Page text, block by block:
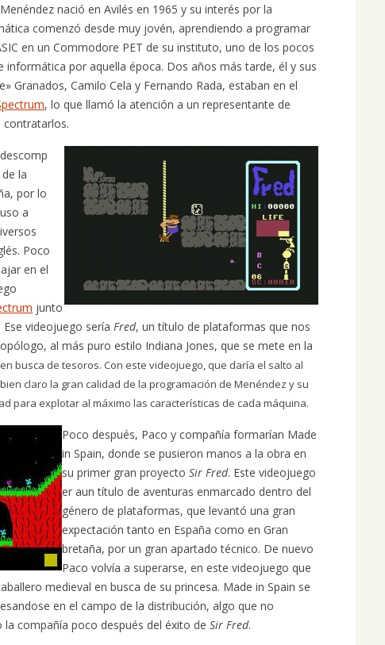
nació en Avilés en 1965 y su interés por la
comenzó desde muy jovén, aprendiendo a programar
en un Commodore PET de su instituto, uno de los pocos
informática por aquella época. Dos años más tarde, él y sus
Granados, Camilo Cela y Fernando Rada, estaban en el
, lo que llamó la atención a un representante de
contratarlos.
la
por lo
a
Poco
en el
junto
Ese videojuego sería Fred, un título de plataformas que nos
al más puro estilo Indiana Jones, que se mete en la
busca de tesoros. Con este videojuego, que daría el salto al
claro la gran calidad de la programación de Menéndez y su
para explotar al máximo las características de cada máquina.
Poco después, Paco y compañía formarían Made
in Spain, donde se pusieron manos a la obra en
su primer gran proyectoSir Fred. Este videojuego
er aun título de aventuras enmarcado dentro del
género de plataformas, que levantó una gran
expectación tanto en España como en Gran
bretaña, por un gran apartado técnico. De nuevo
Paco volvía a superarse, en este videojuego que
medieval en busca de su princesa. Made in Spain se
en el campo de la distribución, algo que no
la compañía poco después del éxito deSir Fred.